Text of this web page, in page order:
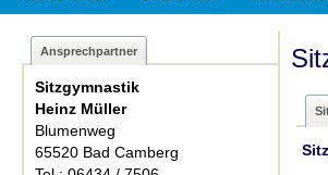
Ansprechpartner
Sitzgymnastik
Heinz Müller
Blumenweg
65520 Bad Camberg